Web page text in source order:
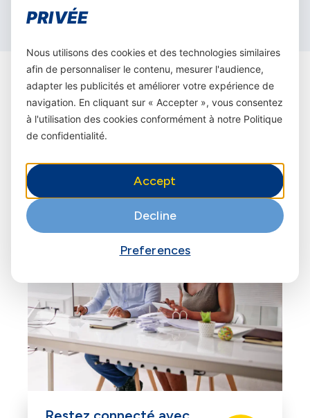
Encore plus
PRIVÉE
Nous utilisons des cookies et des technologies similaires
afin de personnaliser le contenu, mesurer l'audience,
adapter les publicités et améliorer votre expérience de
navigation. En cliquant sur « Accepter », vous consentez
à l'utilisation des cookies conformément à notre Politique
de confidentialité.
Accept
Decline
Preferences